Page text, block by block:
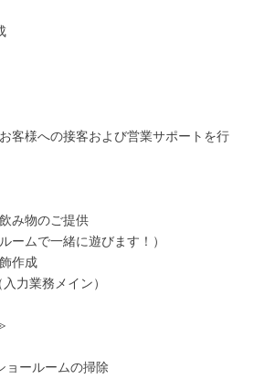
客様への接客および営業サポートを行
み物のご提供
ームで一緒に遊びます！）
作成
力業務メイン）
ールームの掃除